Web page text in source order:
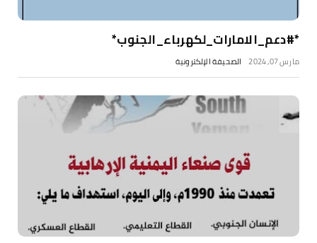
*#دعم_الامارات_لكهرباء_الجنوب*
مارس 07, 2024 الصحيفة الإلكترونية